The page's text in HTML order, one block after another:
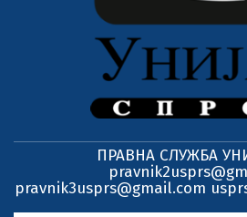
ПРАВНА СЛУЖБА
pravnik3usprs@gmail.com